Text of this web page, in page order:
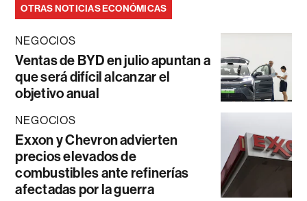
OTRAS NOTICIAS ECONÓMICAS
NEGOCIOS
Ventas de BYD en julio apuntan a
que será difícil alcanzar el
objetivo anual
NEGOCIOS
Exxon y Chevron advierten
precios elevados de
combustibles ante refinerías
afectadas por la guerra